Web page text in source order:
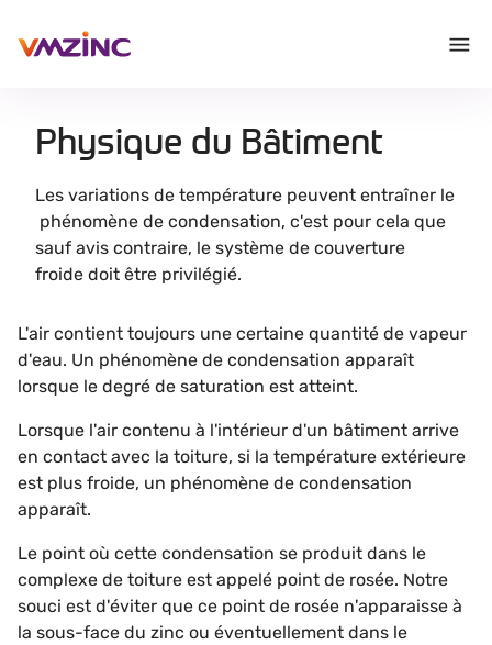
Physique du Bâtiment
Les variations de température peuvent entraîner le
phénomène de condensation, c'est pour cela que
sauf avis contraire, le système de couverture
froide doit être privilégié.
L'air contient toujours une certaine quantité de vapeur
d'eau. Un phénomène de condensation apparaît
lorsque le degré de saturation est atteint.
Lorsque l'air contenu à l'intérieur d'un bâtiment arrive
en contact avec la toiture, si la température extérieure
est plus froide, un phénomène de condensation
apparaît.
Le point où cette condensation se produit dans le
complexe de toiture est appelé point de rosée. Notre
souci est d'éviter que ce point de rosée n'apparaisse à
la sous-face du zinc ou éventuellement dans le